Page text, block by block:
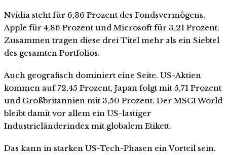
Nvidia steht für 6,36 Prozent des Fondsvermögens,
Apple für 4,86 Prozent und Microsoft für 3,21 Prozent.
Zusammen tragen diese drei Titel mehr als ein Siebtel
des gesamten Portfolios.
Auch geografisch dominiert eine Seite. US-Aktien
kommen auf 72,45 Prozent, Japan folgt mit 5,71 Prozent
und Großbritannien mit 3,50 Prozent. Der MSCI World
bleibt damit vor allem ein US-lastiger
Industrieländerindex mit globalem Etikett.
Das kann in starken US-Tech-Phasen ein Vorteil sein.